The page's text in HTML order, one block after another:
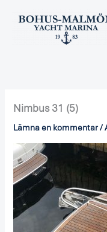
Nimbus 31 (5)
Lämna en kommentar/